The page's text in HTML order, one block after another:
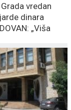
Grada vredan
dinara
„Viša